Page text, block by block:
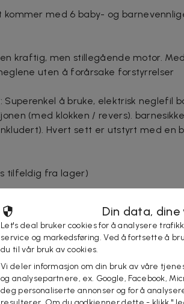
med 6 baby- og
kraftig, men stillegående motor. Med
uten å forårsake forstyrrelser
å bruke, elektrisk neglefil
(med klokken / revers).
Hvert sett er utstyrt med en
tilfeldig fra lager)
Din data, dine
Let's deal bruker cookies for å analysere
service og markedsføring. Ved å fortsette å
du til vår bruk av cookies.
Vi deler informasjon om din bruk av våre
og analysepartnere, ex. Google, Facebook,
deg personaliserte annonser og for å